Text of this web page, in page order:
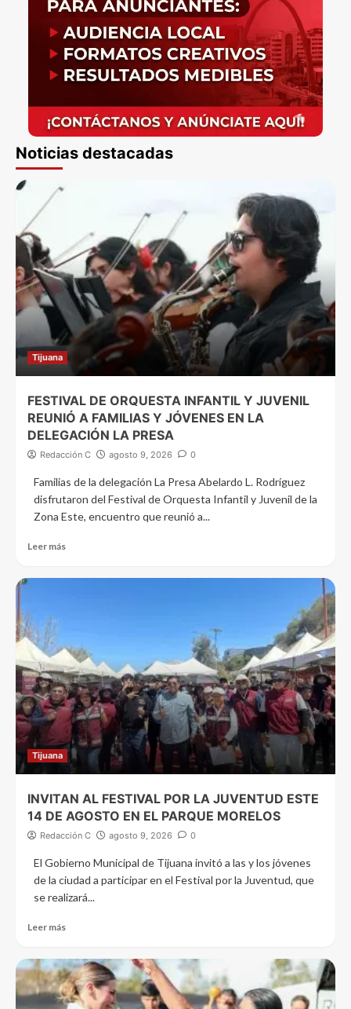
Noticias destacadas
Tijuana
FESTIVAL DE ORQUESTA INFANTIL Y JUVENIL
REUNIÓ A FAMILIAS Y JÓVENES EN LA
DELEGACIÓN LA PRESA
Redacción C agosto 9, 2026 0
Familias de la delegación La Presa Abelardo L. Rodríguez
disfrutaron del Festival de Orquesta Infantil y Juvenil de la
Zona Este, encuentro que reunió a...
Leer más
Tijuana
INVITAN AL FESTIVAL POR LA JUVENTUD ESTE
14 DE AGOSTO EN EL PARQUE MORELOS
Redacción C agosto 9, 2026 0
El Gobierno Municipal de Tijuana invitó a las y los jóvenes
de la ciudad a participar en el Festival por la Juventud, que
se realizará...
Leer más